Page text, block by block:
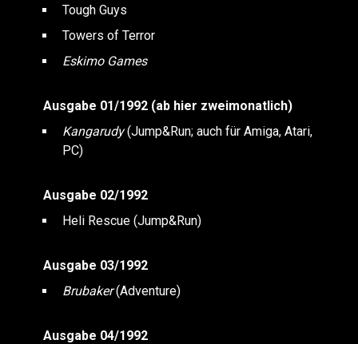
Tough Guys
Towers of Terror
Eskimo Games
Ausgabe 01/1992 (ab hier zweimonatlich)
Kangarudy(Jump&Run; auch für Amiga, Atari,
PC)
Ausgabe 02/1992
Heli Rescue (Jump&Run)
Ausgabe 03/1992
Brubaker(Adventure)
Ausgabe 04/1992